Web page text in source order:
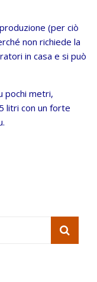
(per ciò
non richiede la
in casa e si può
pochi metri,
litri con un forte